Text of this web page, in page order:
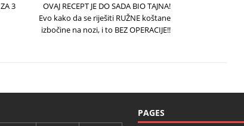
3
OVAJ RECEPT JE DO SADA BIO TAJNA!
Evo kako da se riješiti RUŽNE koštane
izbočine na nozi, i to BEZ OPERACIJE!!
PAGES